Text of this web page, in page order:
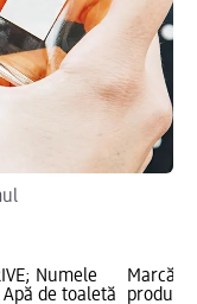
Numele
de toaletă
Marcă: